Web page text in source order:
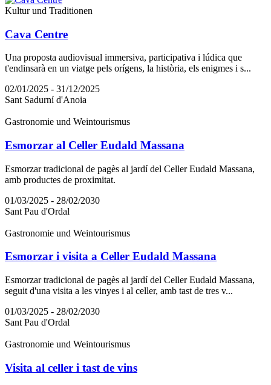
Kultur und Traditionen
Cava Centre
Una proposta audiovisual immersiva, participativa i lúdica que
t'endinsarà en un viatge pels orígens, la història, els enigmes i s...
02/01/2025 - 31/12/2025
Sant Sadurní d'Anoia
Gastronomie und Weintourismus
Esmorzar al Celler Eudald Massana
Esmorzar tradicional de pagès al jardí del Celler Eudald Massana,
amb productes de proximitat.
01/03/2025 - 28/02/2030
Sant Pau d'Ordal
Gastronomie und Weintourismus
Esmorzar i visita a Celler Eudald Massana
Esmorzar tradicional de pagès al jardí del Celler Eudald Massana,
seguit d'una visita a les vinyes i al celler, amb tast de tres v...
01/03/2025 - 28/02/2030
Sant Pau d'Ordal
Gastronomie und Weintourismus
Visita al celler i tast de vins